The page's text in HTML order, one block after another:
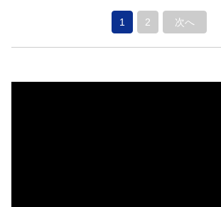
1 2 次へ